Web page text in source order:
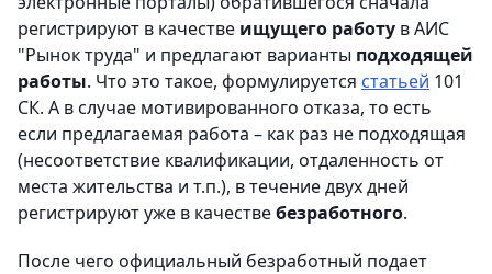
регистрируют в качестве ищущего работу в АИС
"Рынок труда" и предлагают варианты подходящей
работы. Что это такое, формулируется статьей 101
СК. А в случае мотивированного отказа, то есть
если предлагаемая работа – как раз не подходящая
(несоответствие квалификации, отдаленность от
места жительства и т.п.), в течение двух дней
регистрируют уже в качествебезработного.
После чего официальный безработный подает